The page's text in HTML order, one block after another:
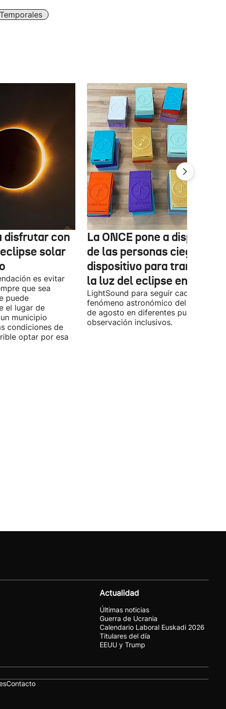
Temporales
disfrutar con
solar
es evitar
que sea
puede
el lugar de
municipio
condiciones de
optar por esa
La ONCE pone a
de las personas ciegas un
dispositivo para
la luz del eclipse en
LightSound para seguir cada fase del
fenómeno astronómico del próximo
de agosto en diferentes puntos de
observación inclusivos.
Actualidad
Últimas noticias
Guerra de Ucrania
Calendario Laboral Euskadi 2026
Titulares del día
EEUU y Trump
Contacto